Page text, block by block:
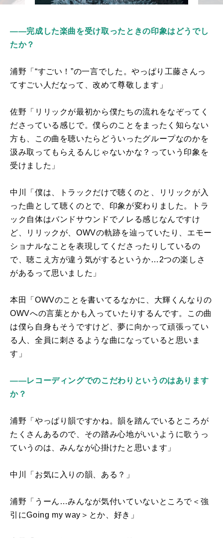
――完成した楽曲を受け取ったときの印象はどうでし
たか？
浦野「“すごい！”の一言でした。やっぱり工藤さんっ
てすごい人だなって、改めて尊敬します」
佐野「リリックが最初から僕たちの流れをなぞってく
ださっている感じで。僕らのことをまったく知らない
方も、この曲を聴いたらどういったグループなのかを
汲み取ってもらえるんじゃないかな？っていう印象を
受けました」
中川「僕は、トラックだけで聴くのと、リリックが入
った曲として聴くのとで、印象が変わりました。トラ
ック自体はバンドサウンドでノレる感じなんですけ
ど、リリックが、OWVの軌跡を辿っていたり、エモー
ショナルなことを表現してくださったりしているの
で、聴こえ方が違う気がするというか… 2つの楽しさ
があるって思いました」
本田「 OWVのことを書いてるなかに、大輝くんなりの
OWVへの言葉とかも入っていたりするんです。この曲
は僕ら自身もそうですけど、夢に向かって頑張ってい
る人、全員に刺さるような曲になっていると思いま
す」
――レコーディングでのこだわりというのはあります
か？
浦野「やっぱり韻ですかね。韻を踏んでいるところが
たくさんあるので、その踏み心地がいいように歌うっ
ていうのは、みんなが心掛けたと思います」
中川「お気に入りの韻、ある？」
浦野「うーん…みんなが気付いていないところで＜強
引にGoing my way ＞とか、好き」